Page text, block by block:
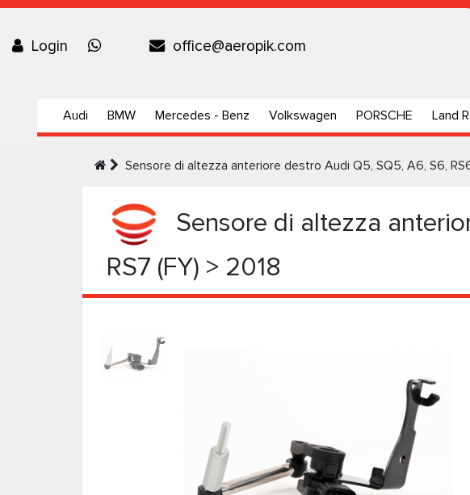
Login office@aeropik.com
Audi BMW Mercedes - Benz Volkswagen PORSCHE Land
Sensore di altezza anteriore destro Audi Q5, SQ5, A6, S6,
Sensore di altezza
RS7 (FY) > 2018